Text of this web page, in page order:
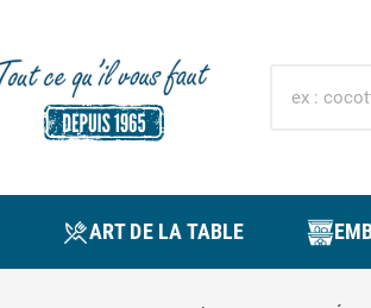
ART DE LA TABLE